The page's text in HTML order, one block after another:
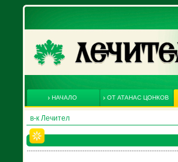
НАЧАЛО ОТ АТАНАС ЦОНКОВ
в-к Лечител